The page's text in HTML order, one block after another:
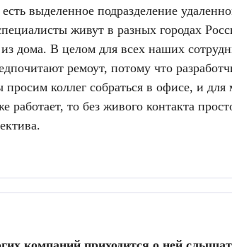
выделенное подразделение
живут в разных городах
из дома. В целом для всех наших
ремоут, потому что
коллег собраться в офисе, и для
работает, то без живого контакта